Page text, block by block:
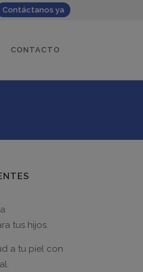
Contáctanos ya
CONTACTO
tus hijos.
a tu piel con